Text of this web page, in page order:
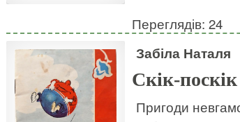
Переглядів: 24
Забіла Наталя
Скік-поскік
Пригоди